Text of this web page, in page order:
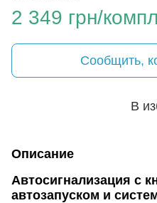
2 349 грн/
Сообщить,
В
Описание
Автосигнализация с
автозапуском и